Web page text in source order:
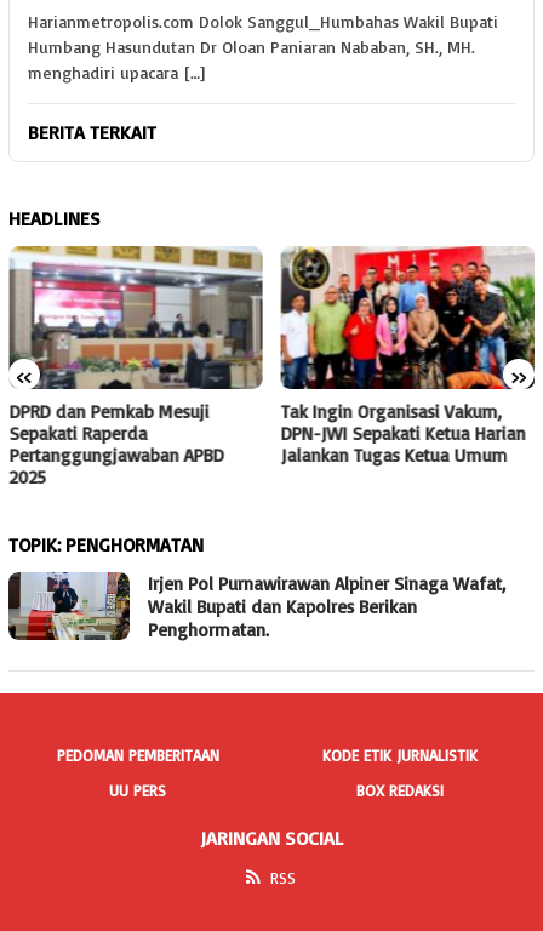
Harianmetropolis.com Dolok Sanggul_Humbahas Wakil Bupati
Humbang Hasundutan Dr Oloan Paniaran Nababan, SH., MH.
menghadiri upacara […]
BERITA TERKAIT
HEADLINES
« »
DPRD dan Pemkab Mesuji
Sepakati Raperda
Pertanggungjawaban APBD
2025
Tak Ingin Organisasi Vakum,
DPN-JWI Sepakati Ketua Harian
Jalankan Tugas Ketua Umum
TOPIK: PENGHORMATAN
Irjen Pol Purnawirawan Alpiner Sinaga Wafat,
Wakil Bupati dan Kapolres Berikan
Penghormatan.
PEDOMAN PEMBERITAAN
KODE ETIK JURNALISTIK
UU PERS
BOX REDAKSI
JARINGAN SOCIAL
RSS